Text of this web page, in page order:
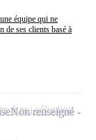
équipe qui ne
de ses clients basé à
Non renseigné
à ma sélection